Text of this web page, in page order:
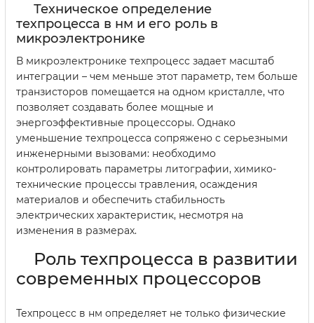
Техническое определение
техпроцесса в нм и его роль в
микроэлектронике
В микроэлектронике техпроцесс задает масштаб
интеграции – чем меньше этот параметр, тем больше
транзисторов помещается на одном кристалле, что
позволяет создавать более мощные и
энергоэффективные процессоры. Однако
уменьшение техпроцесса сопряжено с серьезными
инженерными вызовами: необходимо
контролировать параметры литографии, химико-
технические процессы травления, осаждения
материалов и обеспечить стабильность
электрических характеристик, несмотря на
изменения в размерах.
Роль техпроцесса в развитии
современных процессоров
Техпроцесс в нм определяет не только физические